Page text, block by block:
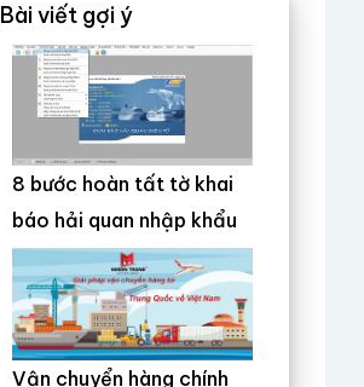
Bài viết gợi ý
8 bước hoàn tất tờ khai
báo hải quan nhập khẩu
Vận chuyển hàng chính